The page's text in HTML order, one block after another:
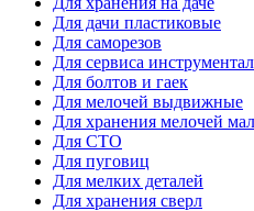
Для дачи пластиковые
Для саморезов
Для сервиса
Для болтов и гаек
Для мелочей выдвижные
Для хранения мелочей
Для СТО
Для пуговиц
Для мелких деталей
Для хранения сверл